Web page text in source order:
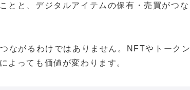
とと、デジタルアイテムの保有・売買がつな
ながるわけではありません。NFTやトークン
よっても価値が変わります。